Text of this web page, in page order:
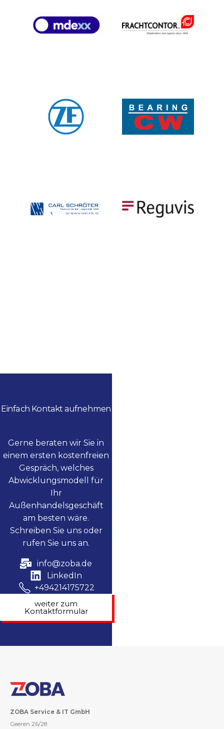
Einfach Kontakt aufnehmen
Gerne beraten wir Sie in
einem ersten kostenfreien
Gespräch, welches
Abwicklungsmodell für
Ihr
Außenhandelsgeschäft
am besten wäre.
Schreiben Sie uns oder
rufen Sie uns an.
info@zoba.de
LinkedIn
+494214175722
weiter zum
Kontaktformular
ZOBA Service & IT GmbH
Geeren 26/28